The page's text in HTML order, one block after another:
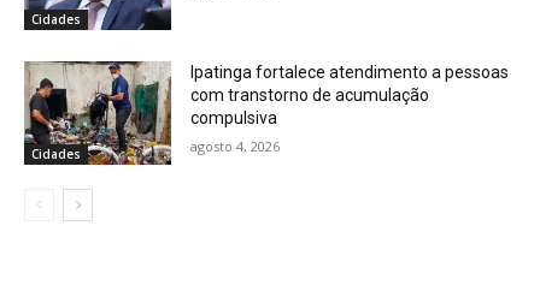
Cidades
Cidades
Ipatinga fortalece atendimento a pessoas
com transtorno de acumulação
compulsiva
agosto 4, 2026